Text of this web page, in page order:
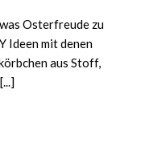
Osterfreude zu
Ideen mit denen
aus Stoff,